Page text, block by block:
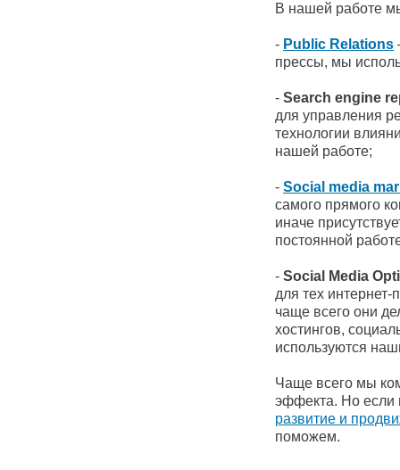
В нашей работе
- Public Relations
прессы, мы
- Search engine
для управления
технологии
нашей работе;
- Social media
самого прямого
иначе
постоянной
- Social Media
для тех
чаще всего они
хостингов,
используются
Чаще всего мы
эффекта. Но если
развитие и
поможем.